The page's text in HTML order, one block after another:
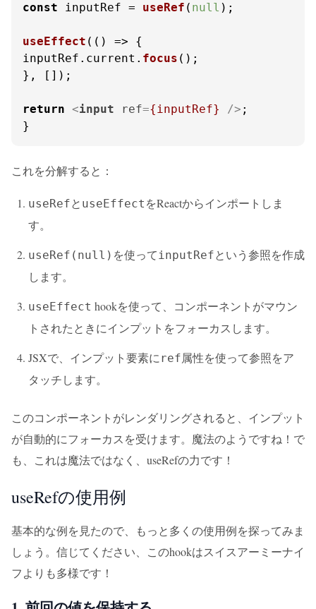
const inputRef = useRef ( null );
useEffect ( () => {
inputRef. current . focus ();
}, []);
return <input ref={inputRef} /> ;
}
これを分解すると：
useRefと useEffect をReactからインポートしま
す。
useRef(null) を使ってinputRefという参照を作成
します。
useEffect hookを使って、コンポーネントがマウン
トされたときにインプットをフォーカスします。
JSXで、インプット要素に ref属性を使って参照をア
タッチします。
このコンポーネントがレンダリングされると、インプット
が自動的にフォーカスを受けます。魔法のようですね！で
も、これは魔法ではなく、useRefの力です！
useRefの使用例
基本的な例を見たので、もっと多くの使用例を探ってみま
しょう。信じてください、このhookはスイスアーミーナイ
フよりも多様です！